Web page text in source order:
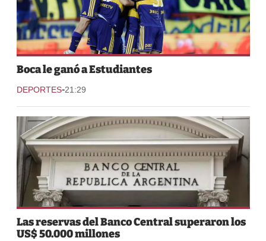
Boca le ganó a Estudiantes
DEPORTES-21:29
Las reservas del Banco Central superaron los
US$ 50.000 millones